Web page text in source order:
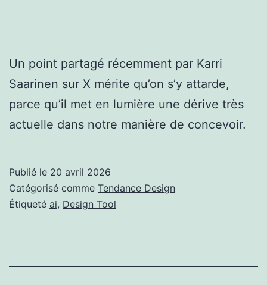
Un point partagé récemment par Karri
Saarinen sur X mérite qu’on s’y attarde,
parce qu’il met en lumière une dérive très
actuelle dans notre manière de concevoir.
Publié le 20 avril 2026
Catégorisé comme Tendance Design
Étiqueté ai, Design Tool